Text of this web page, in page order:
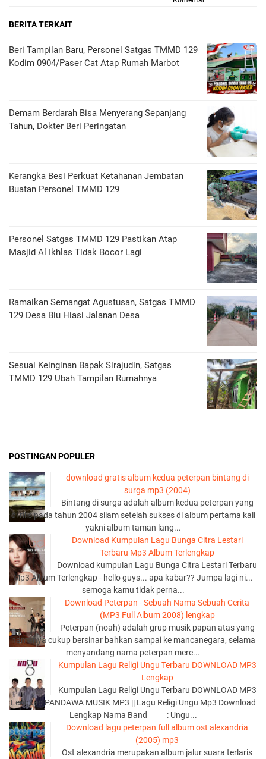
BERITA TERKAIT
Beri Tampilan Baru, Personel Satgas TMMD 129
Kodim 0904/Paser Cat Atap Rumah Marbot
Demam Berdarah Bisa Menyerang Sepanjang
Tahun, Dokter Beri Peringatan
Kerangka Besi Perkuat Ketahanan Jembatan
Buatan Personel TMMD 129
Personel Satgas TMMD 129 Pastikan Atap
Masjid Al Ikhlas Tidak Bocor Lagi
Ramaikan Semangat Agustusan, Satgas TMMD
129 Desa Biu Hiasi Jalanan Desa
Sesuai Keinginan Bapak Sirajudin, Satgas
TMMD 129 Ubah Tampilan Rumahnya
POSTINGAN POPULER
download gratis album kedua peterpan bintang di
surga mp3 (2004)
Bintang di surga adalah album kedua peterpan yang
di rilis pada tahun 2004 silam setelah sukses di album pertama kali
yakni album taman lang...
Download Kumpulan Lagu Bunga Citra Lestari
Terbaru Mp3 Album Terlengkap
Download kumpulan Lagu Bunga Citra Lestari Terbaru
Mp3 Album Terlengkap - hello guys... apa kabar?? Jumpa lagi ni...
semoga kamu tidak perna...
Download Peterpan - Sebuah Nama Sebuah Cerita
(MP3 Full Album 2008) lengkap
Peterpan (noah) adalah grup musik papan atas yang
namanya cukup bersinar bahkan sampai ke mancanegara, selama
menyandang nama peterpan mere...
Kumpulan Lagu Religi Ungu Terbaru DOWNLOAD MP3
Lengkap
Kumpulan Lagu Religi Ungu Terbaru DOWNLOAD MP3
Lengkap PANDAWA MUSIK MP3 || Lagu Religi Ungu Mp3 Download
Lengkap Nama Band : Ungu...
Download lagu peterpan full album ost alexandria
(2005) mp3
Ost alexandria merupakan album jalur suara terlaris